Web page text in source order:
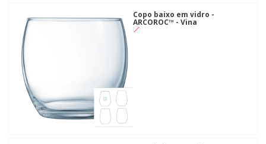
Copo baixo em vidro -
ARCOROC™ - Vina